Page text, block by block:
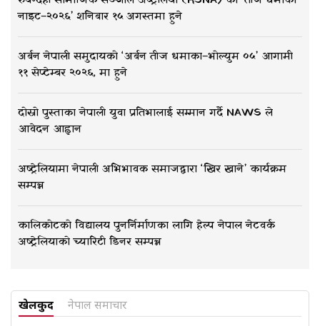
नाइट–२०२६’ शनिबार १५ अगस्तमा हुने
अर्बन नेपाली समुदायको ‘अर्बन तीज धमाका–भोल्युम ०५’ आगामी
११ सेप्टेम्बर २०२६, मा हुने
दोस्रो पुस्ताका नेपाली युवा प्रतिभालाई सम्मान गर्दै NAWS ले
आवेदन आह्वान
अष्ट्रेलियामा नेपाली अभिभावक समाजद्वारा ‘खिर खाने’ कार्यक्रम
सम्पन्न
कालिकोटको विद्यालय पुनर्निर्माणका लागि हेल्प नेपाल नेटवर्क
अष्ट्रेलियाको च्यारिटी डिनर सम्पन्न
खेलकुद नेपाल समाचार